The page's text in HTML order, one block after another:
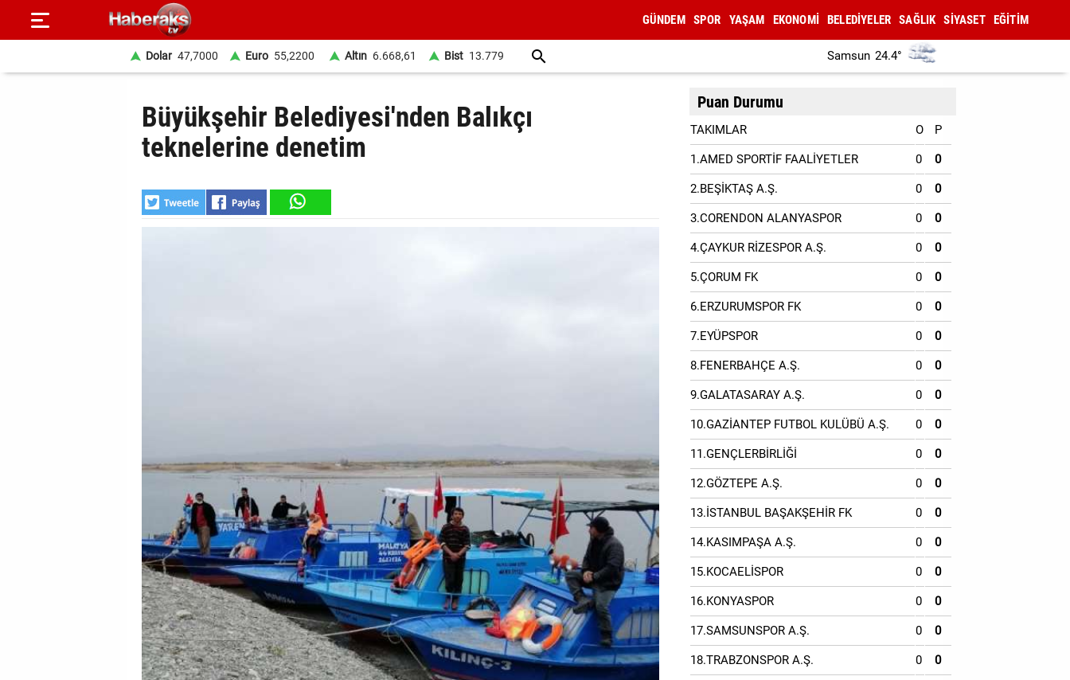
GÜNDEM SPOR YAŞAM EKONOMİ BELEDİYELER SAĞLIK SİYASET EĞİTİM
Dolar 47,7000 Euro 55,2200 Altın 6.668,61 Bist 13.779 Samsun 24.4°
Büyükşehir Belediyesi'nden Balıkçı
teknelerine denetim
Puan Durumu
TAKIMLAR O P
1.AMED SPORTİF FAALİYETLER 0 0
2.BEŞİKTAŞ A.Ş. 0 0
3.CORENDON ALANYASPOR 0 0
4.ÇAYKUR RİZESPOR A.Ş. 0 0
5.ÇORUM FK 0 0
6.ERZURUMSPOR FK 0 0
7.EYÜPSPOR 0 0
8.FENERBAHÇE A.Ş. 0 0
9.GALATASARAY A.Ş. 0 0
10.GAZİANTEP FUTBOL KULÜBÜ A.Ş. 0 0
11.GENÇLERBİRLİĞİ 0 0
12.GÖZTEPE A.Ş. 0 0
13.İSTANBUL BAŞAKŞEHİR FK 0 0
14.KASIMPAŞA A.Ş. 0 0
15.KOCAELİSPOR 0 0
16.KONYASPOR 0 0
17.SAMSUNSPOR A.Ş. 0 0
18.TRABZONSPOR A.Ş. 0 0